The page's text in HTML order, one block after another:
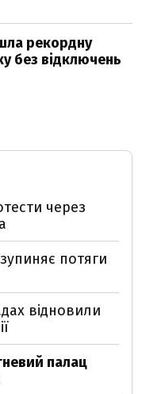
рекордну
без відключень
через
потяги
відновили
палац